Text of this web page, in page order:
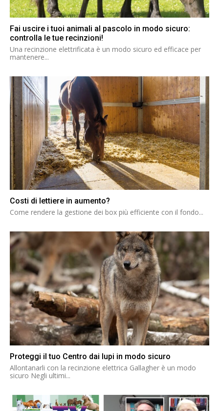
Fai uscire i tuoi animali al pascolo in modo sicuro:
controlla le tue recinzioni!
Una recinzione elettrificata è un modo sicuro ed efficace per
mantenere...
Costi di lettiere in aumento?
Come rendere la gestione dei box più efficiente con il fondo...
Proteggi il tuo Centro dai lupi in modo sicuro
Allontanarli con la recinzione elettrica Gallagher è un modo
sicuro Negli ultimi...